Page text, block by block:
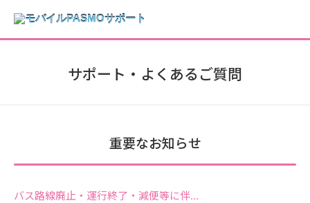
サポート・よくあるご質問
重要なお知らせ
バス路線廃止・運行終了・減便等に伴...